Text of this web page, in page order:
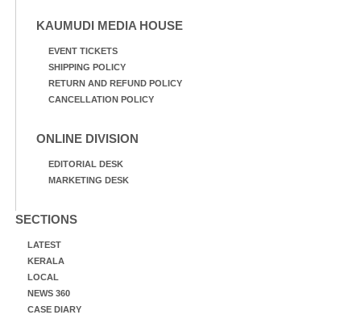
KAUMUDI MEDIA HOUSE
EVENT TICKETS
SHIPPING POLICY
RETURN AND REFUND POLICY
CANCELLATION POLICY
ONLINE DIVISION
EDITORIAL DESK
MARKETING DESK
SECTIONS
LATEST
KERALA
LOCAL
NEWS 360
CASE DIARY